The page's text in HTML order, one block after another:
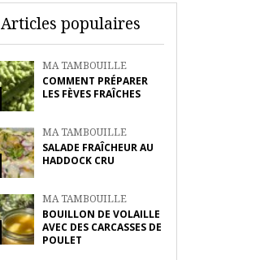
Articles populaires
MA TAMBOUILLE
COMMENT PRÉPARER
LES FÈVES FRAÎCHES
MA TAMBOUILLE
SALADE FRAÎCHEUR AU
HADDOCK CRU
MA TAMBOUILLE
BOUILLON DE VOLAILLE
AVEC DES CARCASSES DE
POULET